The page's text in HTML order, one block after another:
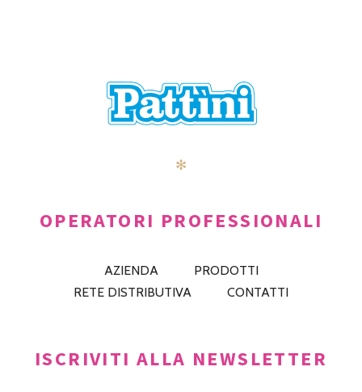
✻
OPERATORI PROFESSIONALI
AZIENDA
PRODOTTI
RETE DISTRIBUTIVA
CONTATTI
ISCRIVITI ALLA NEWSLETTER